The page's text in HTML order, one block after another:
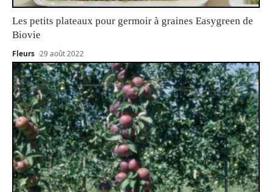
Les petits plateaux pour germoir à graines Easygreen de
Biovie
Fleurs 29 août 2022